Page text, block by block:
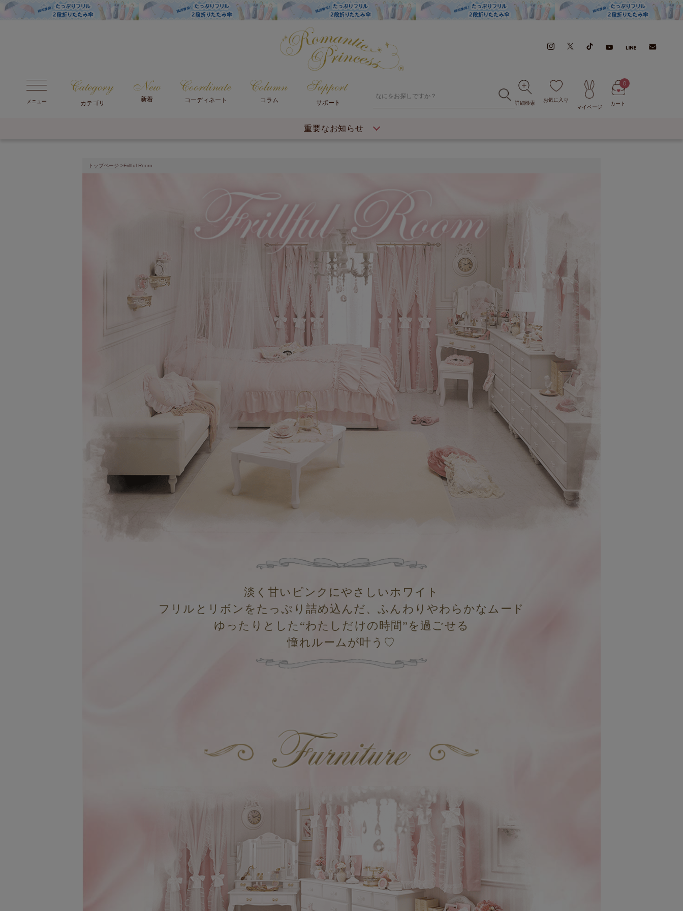
メニュー カテゴリ
新着 コーディネート コラム サポート 詳細検索
お気に入り
マイページ
カート
0
重要なお知らせ
トップページ >Frillful Room
淡く甘いピンクにやさしいホワイト
フリルとリボンをたっぷり詰め込んだ、ふんわりやわらかなムード
ゆったりとした“わたしだけの時間”を過ごせる
憧れルームが叶う♡